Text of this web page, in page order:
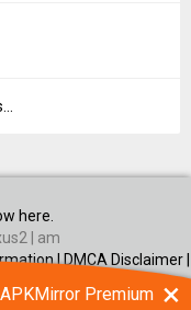
here.
| am
|DMCA Disclaimer |
Inc
Premium ×